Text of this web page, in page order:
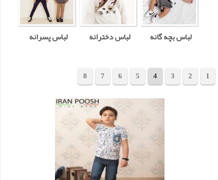
لباس بچه گانه لباس دخترانه لباس پسرانه
1
2
3
4
5
6
7
8